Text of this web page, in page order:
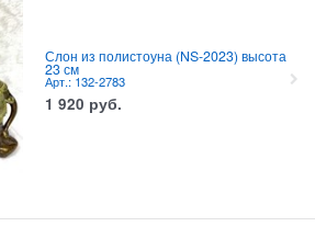
Слон из полистоуна (NS-2023) высота
23 см
Арт.: 132-2783
1 920 руб.